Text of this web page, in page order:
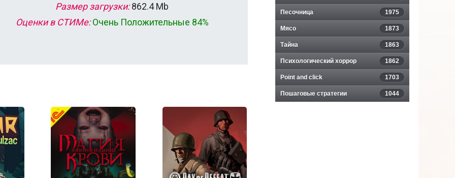
Размер загрузки:862.4 Mb
Оценки в СТИМе: Очень Положительные 84%
Песочница 1975
Мясо 1873
Тайна 1863
Психологический хоррор 1862
Point and click 1703
Пошаговые стратегии 1044